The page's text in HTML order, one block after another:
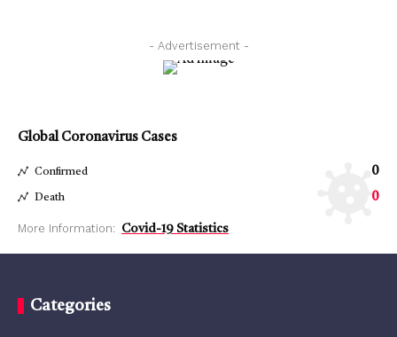
- Advertisement -
Global Coronavirus Cases
Confirmed 0
Death 0
More Information: Covid-19 Statistics
Categories